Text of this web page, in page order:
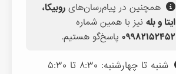
همچنین در پیام‌رسان‌های روبیکا،
ایتا و بله نیز با همین شماره
۰۹۹۸۲۱۵۲۴۵۲ پاسخ‌گو هستیم.
شنبه تا چهارشنبه: ۸:۳۰ تا ۵:۳۰